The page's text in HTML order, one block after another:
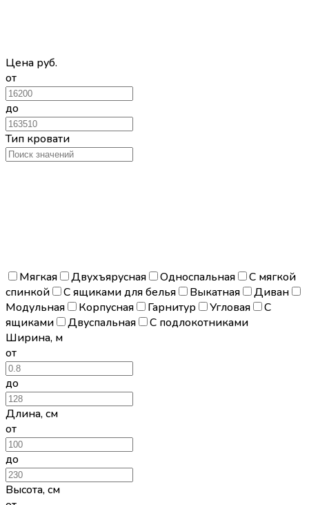
Цена руб.
от
до
Тип кровати
Мягкая Двухъярусная Односпальная
С мягкой
спинкой
С ящиками для белья Выкатная
Диван
Модульная
Корпусная Гарнитур Угловая
С
ящиками
Двуспальная
С подлокотниками
Ширина, м
от
до
Длина,см
от
до
Высота,см